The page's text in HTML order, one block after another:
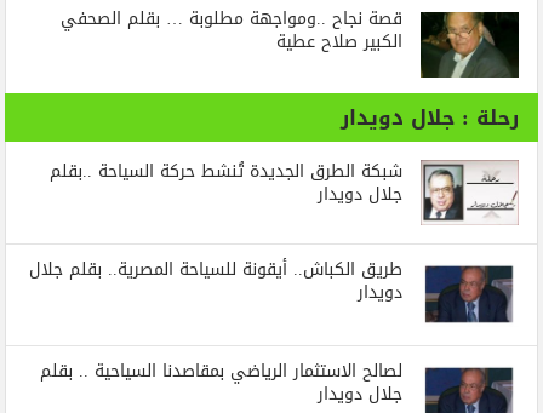
قصة نجاح ..ومواجهة مطلوبة … بقلم الصحفي
الكبير صلاح عطية
رحلة : جلال دويدار
شبكة الطرق الجديدة تُنشط حركة السياحة ..بقلم
جلال دويدار
طريق الكباش.. أيقونة للسياحة المصرية.. بقلم جلال
دويدار
لصالح الاستثمار الرياضي بمقاصدنا السياحية .. بقلم
جلال دويدار